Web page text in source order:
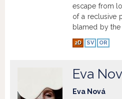
escape from
of a reclusive
blamed by
had never
he returns
trust, not
properties
Show more
2D SV OR
Eva
Eva Nová